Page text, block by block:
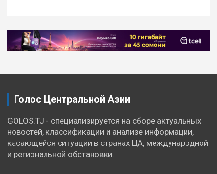
Голос Центральной Азии
GOLOS.TJ - специализируется на сборе актуальных
новостей, классификации и анализе информации,
касающейся ситуации в странах ЦА, международной
и региональной обстановки.